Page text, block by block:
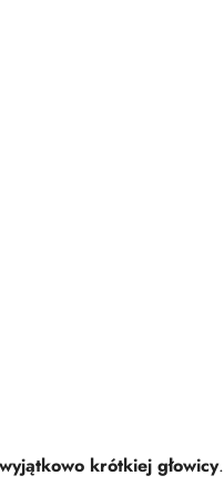
krótkiej głowicy.